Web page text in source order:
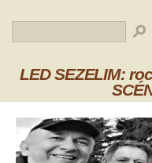
LED SEZELIM: